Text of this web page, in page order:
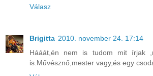
Válasz
Brigitta 2010. november 24. 17:14
Hááát,én nem is tudom mit írjak
is.Művésznő,mester vagy,és egy